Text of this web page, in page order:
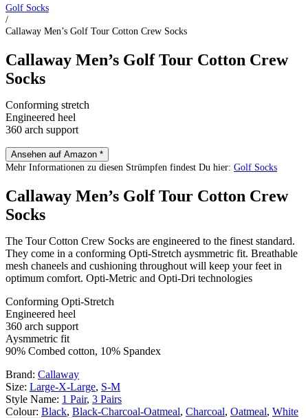
Golf Socks
/
Callaway Men’s Golf Tour Cotton Crew Socks
Callaway Men’s Golf Tour Cotton Crew
Socks
Conforming stretch
Engineered heel
360 arch support
Ansehen auf Amazon *
Mehr Informationen zu diesen Strümpfen findest Du hier: Golf Socks
Callaway Men’s Golf Tour Cotton Crew
Socks
The Tour Cotton Crew Socks are engineered to the finest standard.
They come in a conforming Opti-Stretch aysmmetric fit. Breathable
mesh chaneels and cushioning throughout will keep your feet in
optimum comfort. Opti-Metric and Opti-Dri technologies
Conforming Opti-Stretch
Engineered heel
360 arch support
Aysmmetric fit
90% Combed cotton, 10% Spandex
Brand: Callaway
Size: Large-X-Large, S-M
Style Name: 1 Pair, 3 Pairs
Colour: Black, Black-Charcoal-Oatmeal, Charcoal, Oatmeal, White